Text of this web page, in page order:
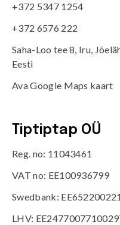
+372 5347 1254
+372 6576 222
Saha-Loo tee 8, Iru,
Eesti
Ava Google Maps kaart
Tiptiptap OÜ
Reg. no: 11043461
VAT no: EE100936799
Swedbank:
LHV: